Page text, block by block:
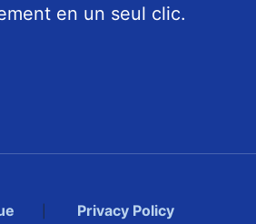
en un seul clic.
Privacy Policy